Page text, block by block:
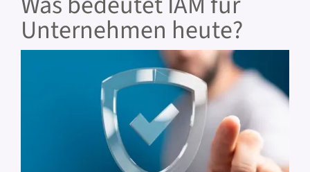
KONTAKT
Unternehmen heute?